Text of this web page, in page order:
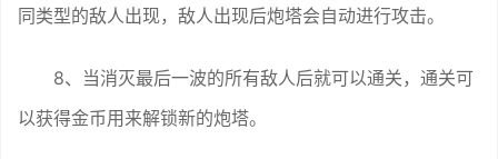
同类型的敌人出现，敌人出现后炮塔会自动进行攻击。
8、当消灭最后一波的所有敌人后就可以通关，通关可
以获得金币用来解锁新的炮塔。